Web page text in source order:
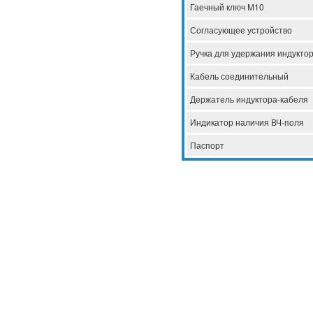
Гаечный ключ М10
Согласующее устройство
Ручка для удержания
Кабель соединительный
Держатель индуктора-кабеля
Индикатор наличия ВЧ-поля
Паспорт